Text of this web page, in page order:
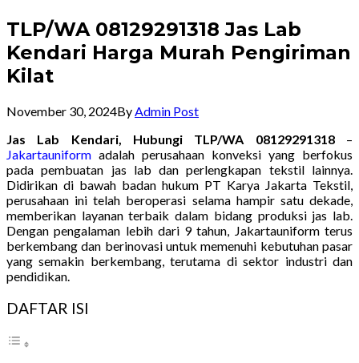
TLP/WA 08129291318 Jas Lab
Kendari Harga Murah Pengiriman
Kilat
November 30, 2024By Admin Post
Jas Lab Kendari, Hubungi TLP/WA 08129291318–
Jakartauniform adalah perusahaan konveksi yang berfokus
pada pembuatan jas lab dan perlengkapan tekstil lainnya.
Didirikan di bawah badan hukum PT Karya Jakarta Tekstil,
perusahaan ini telah beroperasi selama hampir satu dekade,
memberikan layanan terbaik dalam bidang produksi jas lab.
Dengan pengalaman lebih dari 9 tahun, Jakartauniform terus
berkembang dan berinovasi untuk memenuhi kebutuhan pasar
yang semakin berkembang, terutama di sektor industri dan
pendidikan.
DAFTAR ISI